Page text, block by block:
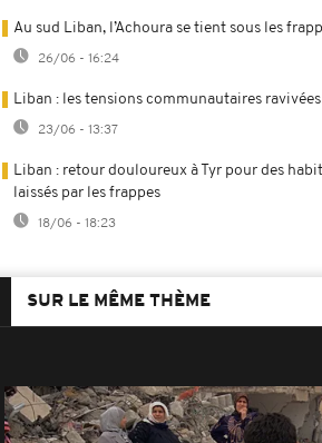
Au sud Liban, l’Achoura se tient sous les
26/06 - 16:24
Liban : les tensions communautaires
23/06 - 13:37
Liban : retour douloureux à Tyr pour des
laissés par les frappes
18/06 - 18:23
SUR LE MÊME THÈME